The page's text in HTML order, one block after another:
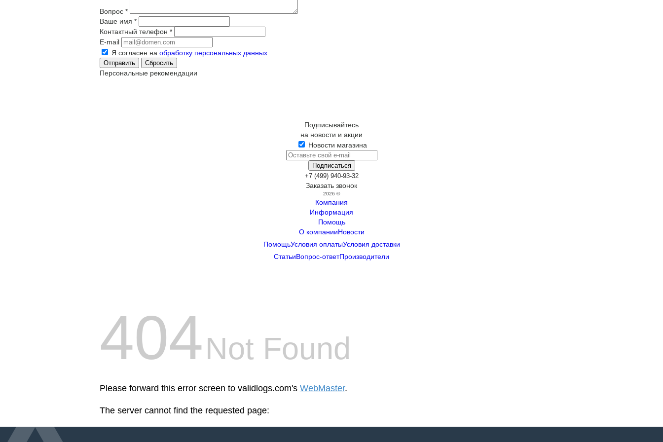
Вопрос *
Ваше имя *
Контактный телефон *
E-mail
Я согласен на обработку персональных данных
Сбросить
Персональные рекомендации
Подписывайтесь
на новости и акции
Новости магазина
+7 (499) 940-93-32
Заказать звонок
2026 ©
Компания
Информация
Помощь
О компанииНовости
ПомощьУсловия оплатыУсловия доставки
СтатьиВопрос-ответПроизводители
404Not Found
Please forward this error screen to validlogs.com's WebMaster.
The server cannot find the requested page: